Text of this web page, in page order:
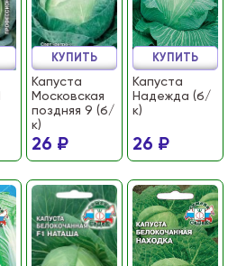
Капуста
Московская
поздняя 9 (б/
к)
26 ₽
КУПИТЬ
Капуста
Надежда (б/
к)
26 ₽
КУПИТЬ